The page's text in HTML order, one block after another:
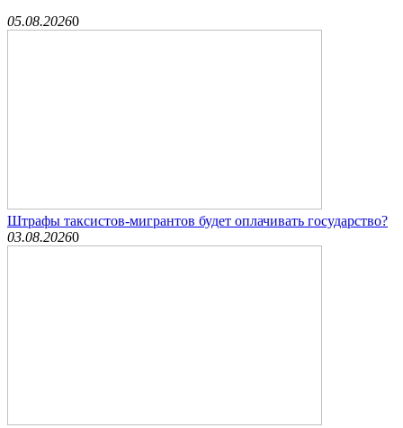
05.08.20260
Штрафы таксистов-мигрантов будет оплачивать государство?
03.08.20260